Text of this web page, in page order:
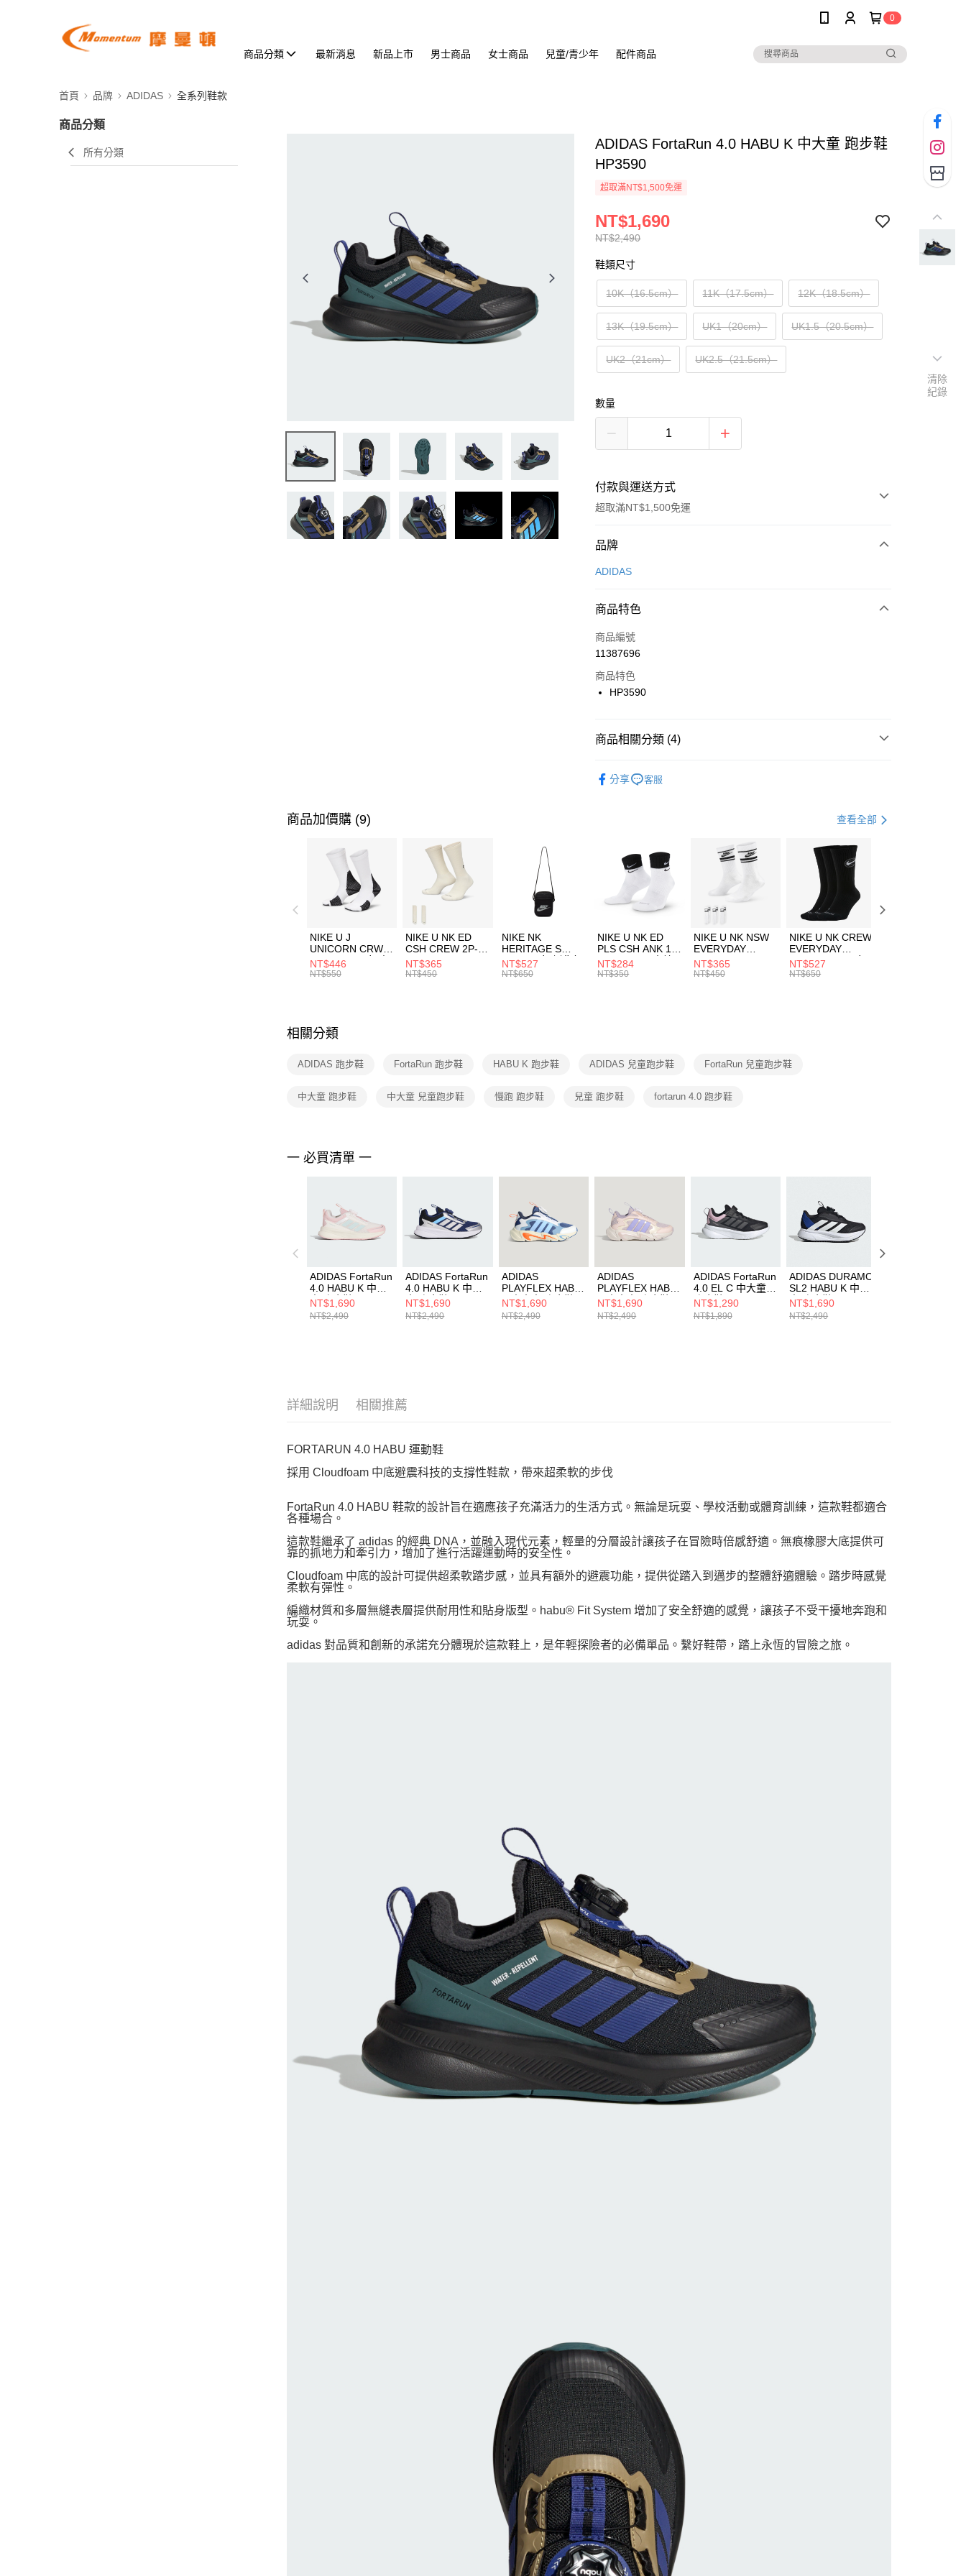
0
商品分類 最新消息 新品上市 男士商品 女士商品 兒童/青少年 配件商品
首頁 品牌 ADIDAS 全系列鞋款
商品分類
所有分類
ADIDAS FortaRun 4.0 HABU K 中大童 跑步鞋
HP3590
超取滿NT$1,500免運
NT$2,490
NT$1,690
鞋類尺寸
10K（16.5cm） 11K（17.5cm） 12K（18.5cm）
13K（19.5cm） UK1（20cm） UK1.5（20.5cm）
UK2（21cm） UK2.5（21.5cm）
數量
付款與運送方式
超取滿NT$1,500免運
付款方式
信用卡一次付款
合作金庫商業銀行
華南商業銀行
上海商業儲蓄銀行
國泰世華商業銀行
聯邦商業銀行
台新國際商業銀行
LINE Pay
Apple Pay
【關於「AFTEE先享後付」】
３．安心：先確認商品／服務後，再付款。
【「AFTEE先享後付」結帳流程】
１．於結帳方式選擇「AFTEE先享後付」後，將跳轉至「AFTEE先享後
付」結帳頁面，進行簡訊認證並確認金額後，即可完成結帳。
２．訂單成立數日內，您將收到繳費通知簡訊。
３．收到繳費通知簡訊後14天內，點擊此簡訊中的連結，可透過四大超商
／ATM／網路銀行／等多元方式進行付款，方視為交易完成。
※ 請注意：結帳手續完成當下不需立刻繳費，但若您需要取消訂單，請聯
絡購買商品的店家。未經商家同意取消之訂單仍視為有效，需透過AFTEE
先享後付繳納相關費用。
１．透過由恩沛科技股份有限公司提供之「AFTEE先享後付」服務完成之
交易，需依本服務之必要範圍內提供個人資料，並將交易相關給付款項請
２．關於個人資料處理事宜，請瀏覽以下網址：
５．嚴禁一人註冊多個帳號或使用他人資訊註冊。若發現惡意使用之情
形，恩沛科技股份有限公司將有權停止該用戶之使用額度並採取法律行
動。
每筆NT$100，滿NT$1,500(含以上)免運費
每筆NT$100，滿NT$1,500(含以上)免運費
付款後門市自取
每筆NT$100，滿NT$1,500(含以上)免運費
品牌
ADIDAS
商品特色
商品編號
11387696
商品特色
HP3590
商品相關分類 (4)
分享 客服
商品加價購 (9) 查看全部
NIKE U J
UNICORN CRW
1PR -160 男女 中
統襪 FZ3393100
NT$446
NT$550
NIKE U NK ED
CSH CREW 2P-
144 EMBRDY 男
女 短統襪
NT$365
NT$450
NIKE NK
HERITAGE S
SMIT 男女 側背包
BA5871010
NT$527
NT$650
NIKE U NK ED
PLS CSH ANK 1P
144 DBL 男 中統
襪 DH4058104
NT$284
NT$350
NIKE U NK NSW
EVERYDAY
ESSENTIAL CR
男女 短統襪
NT$365
NT$450
NIKE U NK CREW
EVERYDAY
BBALL 3PR 男女
長統襪
NT$527
NT$650
相關分類
ADIDAS 跑步鞋 FortaRun 跑步鞋 HABU K 跑步鞋 ADIDAS 兒童跑步鞋 FortaRun 兒童跑步鞋
中大童 跑步鞋 中大童 兒童跑步鞋 慢跑 跑步鞋 兒童 跑步鞋 fortarun 4.0 跑步鞋
一 必買清單 一
ADIDAS FortaRun
4.0 HABU K 中大
童 跑步鞋 KI4128
NT$1,690
NT$2,490
ADIDAS FortaRun
4.0 HABU K 中大
童 跑步鞋 KI4127
NT$1,690
NT$2,490
ADIDAS
PLAYFLEX HABU
K 中大童 跑步鞋
KJ1553
NT$1,690
NT$2,490
ADIDAS
PLAYFLEX HABU
K 中大童 跑步鞋
KI6481
NT$1,690
NT$2,490
ADIDAS FortaRun
4.0 EL C 中大童
跑步鞋 JR9313
NT$1,290
NT$1,890
ADIDAS DURAMO
SL2 HABU K 中大
童 跑步鞋 HP3596
NT$1,690
NT$2,490
詳細說明 相關推薦
FORTARUN 4.0 HABU 運動鞋
採用 Cloudfoam 中底避震科技的支撐性鞋款，帶來超柔軟的步伐
FortaRun 4.0 HABU 鞋款的設計旨在適應孩子充滿活力的生活方式。無論是玩耍、學校活動或體育訓練，這款鞋都適合
各種場合。
這款鞋繼承了 adidas 的經典 DNA，並融入現代元素，輕量的分層設計讓孩子在冒險時倍感舒適。無痕橡膠大底提供可
靠的抓地力和牽引力，增加了進行活躍運動時的安全性。
Cloudfoam 中底的設計可提供超柔軟踏步感，並具有額外的避震功能，提供從踏入到邁步的整體舒適體驗。踏步時感覺
柔軟有彈性。
編織材質和多層無縫表層提供耐用性和貼身版型。habu® Fit System 增加了安全舒適的感覺，讓孩子不受干擾地奔跑和
玩耍。
adidas 對品質和創新的承諾充分體現於這款鞋上，是年輕探險者的必備單品。繫好鞋帶，踏上永恆的冒險之旅。
清除
紀錄